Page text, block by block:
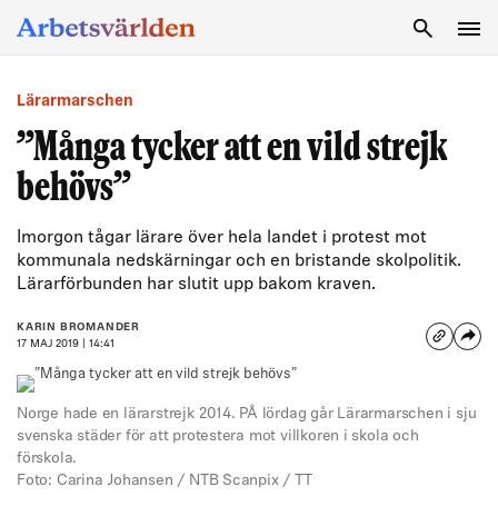
Lärarmarschen
”Många tycker att en vild strejk
behövs”
Imorgon tågar lärare över hela landet i protest mot
kommunala nedskärningar och en bristande skolpolitik.
Lärarförbunden har slutit upp bakom kraven.
KARIN BROMANDER
17 MAJ 2019 | 14:41
Norge hade en lärarstrejk 2014. PÅ lördag går Lärarmarschen i sju
svenska städer för att protestera mot villkoren i skola och
förskola.
Foto: Carina Johansen / NTB Scanpix / TT